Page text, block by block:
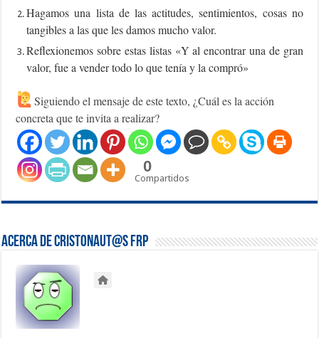
Hagamos una lista de las actitudes, sentimientos, cosas no
tangibles a las que les damos mucho valor.
Reflexionemos sobre estas listas «Y al encontrar una de gran
valor, fue a vender todo lo que tenía y la compró»
Siguiendo el mensaje de este texto, ¿Cuál es la acción
concreta que te invita a realizar?
0
Compartidos
Acerca de Cristonaut@s FRP